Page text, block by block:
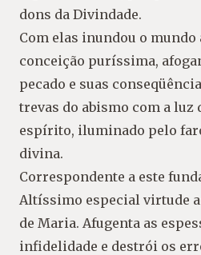
dons da Divindade.
Com elas inundou o mundo
conceição puríssima,
pecado e suas
trevas do abismo com a luz
espírito, iluminado pelo
divina.
Correspondente a este
Altíssimo especial virtude
de Maria. Afugenta as
infidelidade e destrói os